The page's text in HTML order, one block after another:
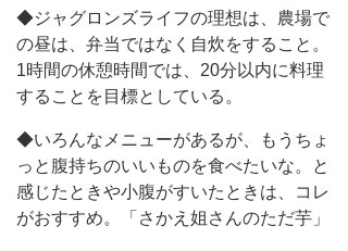
◆ジャグロンズライフの理想は、農場で
の昼は、弁当ではなく自炊をすること。
1時間の休憩時間では、20分以内に料理
することを目標としている。
◆いろんなメニューがあるが、もうちょ
っと腹持ちのいいものを食べたいな。と
感じたときや小腹がすいたときは、コレ
がおすすめ。「さかえ姐さんのただ芋」